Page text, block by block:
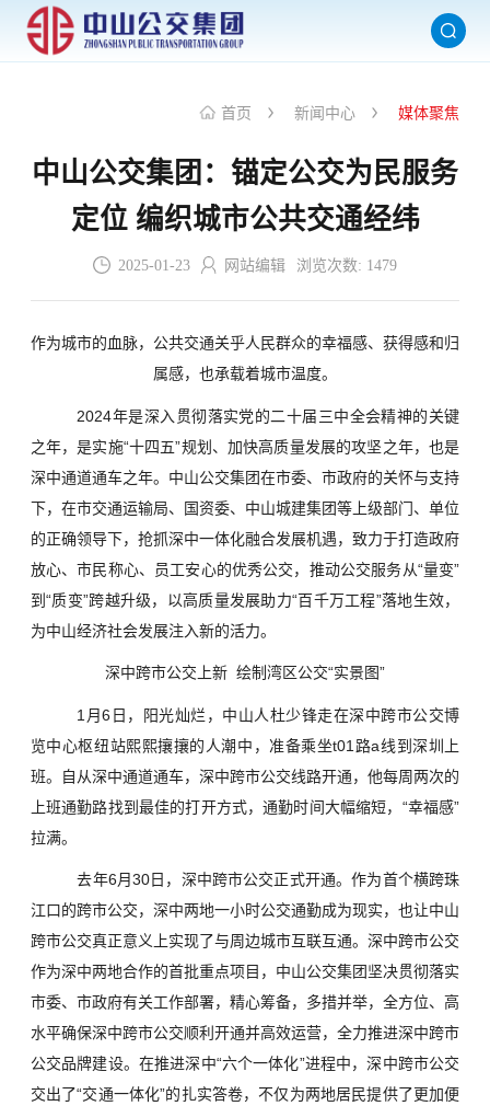
首页 新闻中心 媒体聚焦
中山公交集团：锚定公交为民服务
定位 编织城市公共交通经纬
2025-01-23 网站编辑 浏览次数: 1479
作为城市的血脉，公共交通关乎人民群众的幸福感、获得感和归
属感，也承载着城市温度。
2024年是深入贯彻落实党的二十届三中全会精神的关键
之年，是实施“十四五”规划、加快高质量发展的攻坚之年，也是
深中通道通车之年。中山公交集团在市委、市政府的关怀与支持
下，在市交通运输局、国资委、中山城建集团等上级部门、单位
的正确领导下，抢抓深中一体化融合发展机遇，致力于打造政府
放心、市民称心、员工安心的优秀公交，推动公交服务从“量变”
到“质变”跨越升级，以高质量发展助力“百千万工程”落地生效，
为中山经济社会发展注入新的活力。
深中跨市公交上新 绘制湾区公交“实景图”
1月6日，阳光灿烂，中山人杜少锋走在深中跨市公交博
览中心枢纽站熙熙攘攘的人潮中，准备乘坐t01路a线到深圳上
班。自从深中通道通车，深中跨市公交线路开通，他每周两次的
上班通勤路找到最佳的打开方式，通勤时间大幅缩短，“幸福感”
拉满。
去年6月30日，深中跨市公交正式开通。作为首个横跨珠
江口的跨市公交，深中两地一小时公交通勤成为现实，也让中山
跨市公交真正意义上实现了与周边城市互联互通。深中跨市公交
作为深中两地合作的首批重点项目，中山公交集团坚决贯彻落实
市委、市政府有关工作部署，精心筹备，多措并举，全方位、高
水平确保深中跨市公交顺利开通并高效运营，全力推进深中跨市
公交品牌建设。在推进深中“六个一体化”进程中，深中跨市公交
交出了“交通一体化”的扎实答卷，不仅为两地居民提供了更加便